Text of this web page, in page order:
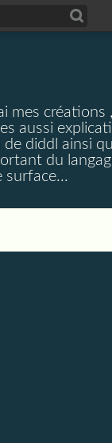
mes créations
aussi
diddl ainsi
du
surface...